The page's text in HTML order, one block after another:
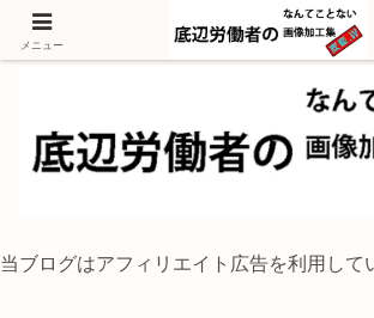
独身底辺おじさんが風景写真をイラスト風に
当ブログはアフィリエイト広告を利用して
メニュー